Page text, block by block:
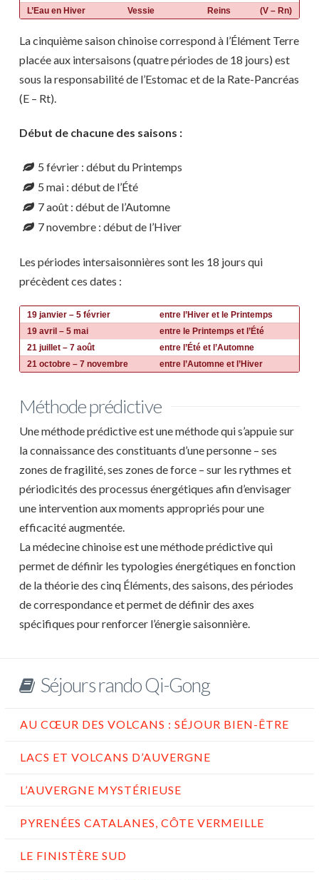
L’Eau en Hiver Vessie Reins (V – Rn)
La cinquième saison chinoise correspond à l’Élément Terre
placée aux intersaisons (quatre périodes de 18 jours) est
sous la responsabilité de l’Estomac et de la Rate-Pancréas
(E – Rt).
Début de chacune des saisons :
5 février : début du Printemps
5 mai : début de l’Été
7 août : début de l’Automne
7 novembre : début de l’Hiver
Les périodes intersaisonnières sont les 18 jours qui
précèdent ces dates :
19 janvier – 5 février
entre l’Hiver et le Printemps
19 avril – 5 mai
entre le Printemps et l’Été
21 juillet – 7 août
entre l’Été et l’Automne
21 octobre – 7 novembre
entre l’Automne et l’Hiver
Méthode prédictive
Une méthode prédictive est une méthode qui s’appuie sur
la connaissance des constituants d’une personne – ses
zones de fragilité, ses zones de force – sur les rythmes et
périodicités des processus énergétiques afin d’envisager
une intervention aux moments appropriés pour une
efficacité augmentée.
La médecine chinoise est une méthode prédictive qui
permet de définir les typologies énergétiques en fonction
de la théorie des cinq Éléments, des saisons, des périodes
de correspondance et permet de définir des axes
spécifiques pour renforcer l’énergie saisonnière.
Séjours rando Qi-Gong
AU CŒUR DES VOLCANS : SÉJOUR BIEN-ÊTRE
LACS ET VOLCANS D’AUVERGNE
L’AUVERGNE MYSTÉRIEUSE
PYRENÉES CATALANES, CÔTE VERMEILLE
LE FINISTÈRE SUD